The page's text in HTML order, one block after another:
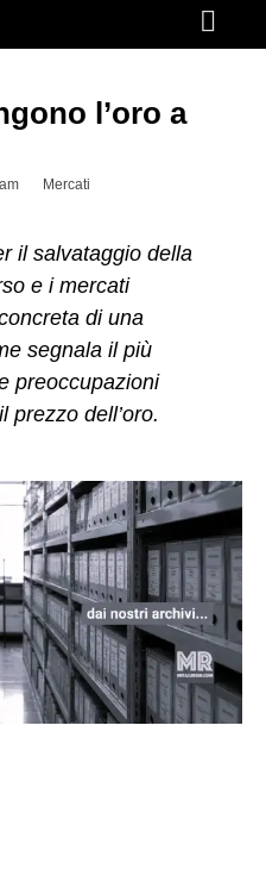
l’oro a
Mercati
il salvataggio della
e i mercati
di una
segnala il più
preoccupazioni
prezzo dell’oro.